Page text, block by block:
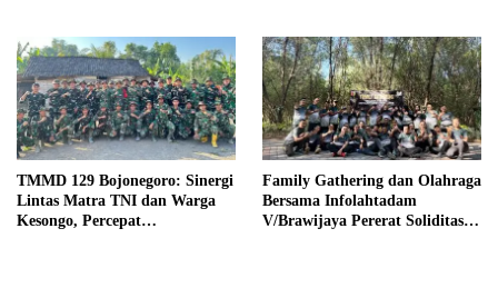
TMMD 129 Bojonegoro: Sinergi
Lintas Matra TNI dan Warga
Kesongo, Percepat
Family Gathering dan Olahraga
Bersama Infolahtadam
V/Brawijaya Pererat Soliditas